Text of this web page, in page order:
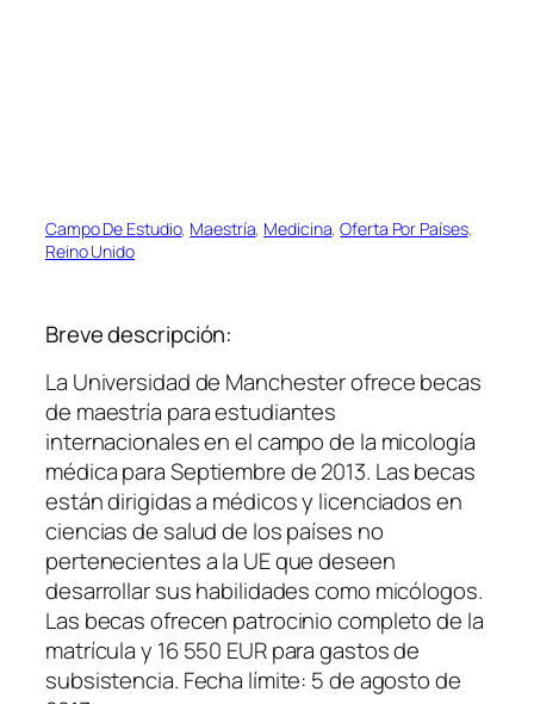
Campo De Estudio, Maestría, Medicina, Oferta Por Países
Reino Unido
Breve descripción:
La Universidad de Manchester ofrece becas
de maestría para estudiantes
internacionales en el campo de la micología
médica para Septiembre de 2013. Las becas
están dirigidas a médicos y licenciados en
ciencias de salud de los países no
pertenecientes a la UE que deseen
desarrollar sus habilidades como micólogos.
Las becas ofrecen patrocinio completo de la
matrícula y 16 550 EUR para gastos de
subsistencia. Fecha límite: 5 de agosto de